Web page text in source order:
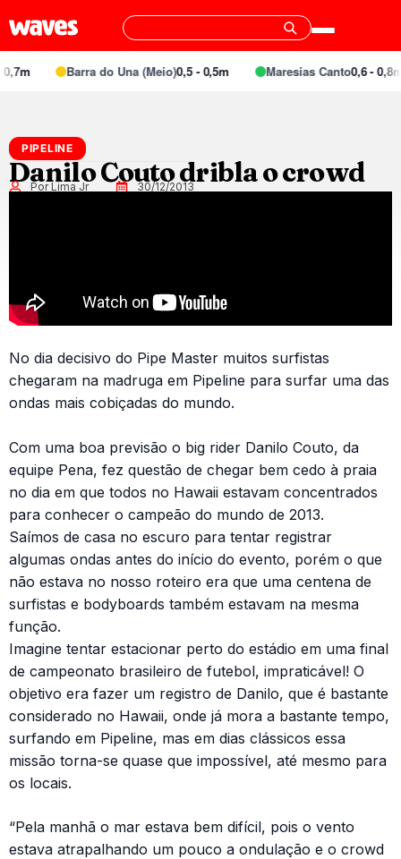
Barra do Una (Meio)0,5 - 0,5m Maresias Canto0,6 - 0,8m
PIPELINE
Danilo Couto dribla o crowd
Por Lima Jr 30/12/2013
No dia decisivo do Pipe Master muitos surfistas
chegaram na madruga em Pipeline para surfar uma das
ondas mais cobiçadas do mundo.
Com uma boa previsão o big rider Danilo Couto, da
equipe Pena, fez questão de chegar bem cedo à praia
no dia em que todos no Hawaii estavam concentrados
para conhecer o campeão do mundo de 2013.
Saímos de casa no escuro para tentar registrar
algumas ondas antes do início do evento, porém o que
não estava no nosso roteiro era que uma centena de
surfistas e bodyboards também estavam na mesma
função.
Imagine tentar estacionar perto do estádio em uma final
de campeonato brasileiro de futebol, impraticável! O
objetivo era fazer um registro de Danilo, que é bastante
considerado no Hawaii, onde já mora a bastante tempo,
surfando em Pipeline, mas em dias clássicos essa
missão torna-se quase que impossível, até mesmo para
os locais.
“Pela manhã o mar estava bem difícil, pois o vento
estava atrapalhando um pouco a ondulação e o crowd